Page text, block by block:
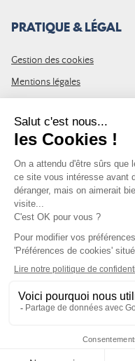
PRATIQUE & LÉGAL
Gestion des cookies
Mentions légales
Plan du site
REJOIGNEZ LA
Inscrivez-vous à la
de 10% de remise valable
SUIVEZ-NOUS
©